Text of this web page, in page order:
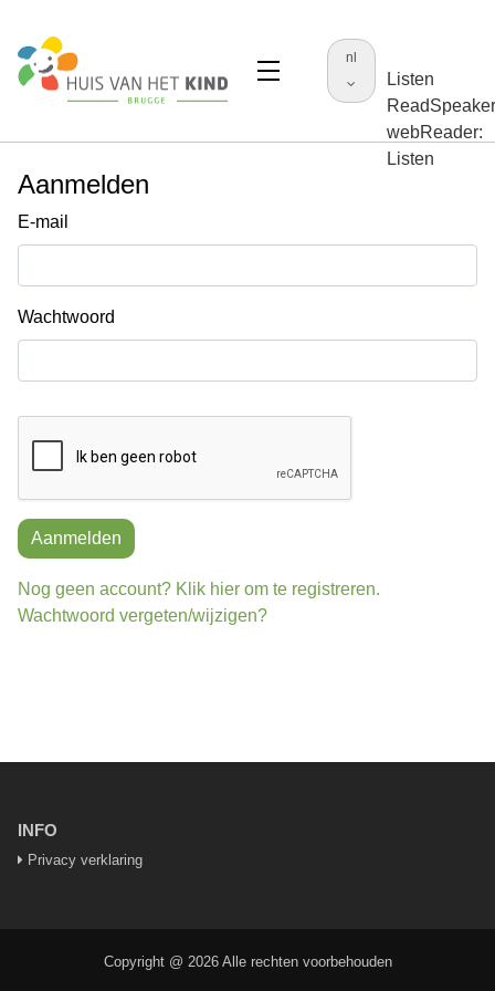
nl
Listen
ReadSpeaker
webReader:
Listen
Aanmelden
E-mail
Wachtwoord
Aanmelden
Nog geen account? Klik hier om te registreren.
Wachtwoord vergeten/wijzigen?
INFO
Privacy verklaring
Copyright @ 2026 Alle rechten voorbehouden